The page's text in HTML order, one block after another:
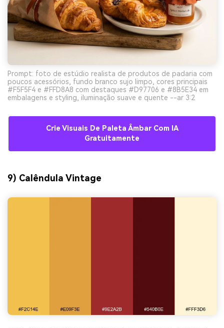
Prompt: foto de estúdio realista de produtos de padaria com
poucos acessórios, fundo branco sujo limpo, cores principais
#F5F5F4 e #FFD8A8 com destaques #D97706 e #8B5E34 em
embalagens e styling, iluminação suave e quente --ar 3:2
Crie Visuais De Paleta Âmbar Com IA
Gratuitamente
9) Calêndula Vintage